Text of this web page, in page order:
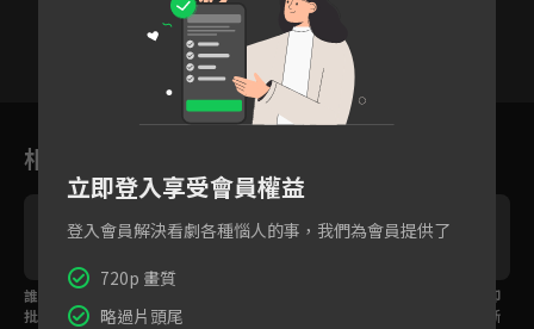
VIP
24
VIP
25
VIP
26
相關花絮
誰說女人只能認輸？瘋
批惡女靠毅力打敗壯
預告｜曾經相愛如今卻
遙不可及，我們要了斷
立即登入享受會員權益
登入會員解決看劇各種惱人的事，我們為會員提供了
720p 畫質
略過片頭尾